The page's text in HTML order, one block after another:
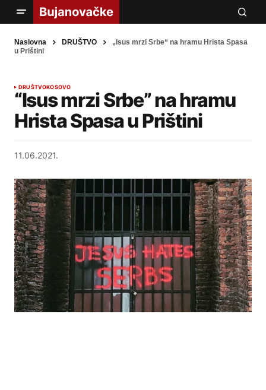
Naslovna DRUŠTVO
„Isus mrzi Srbe“ na hramu Hrista Spasa
u Prištini
DRUŠTVOKOSOVO
“Isus mrzi Srbe” na hramu
Hrista Spasa u Prištini
11.06.2021.